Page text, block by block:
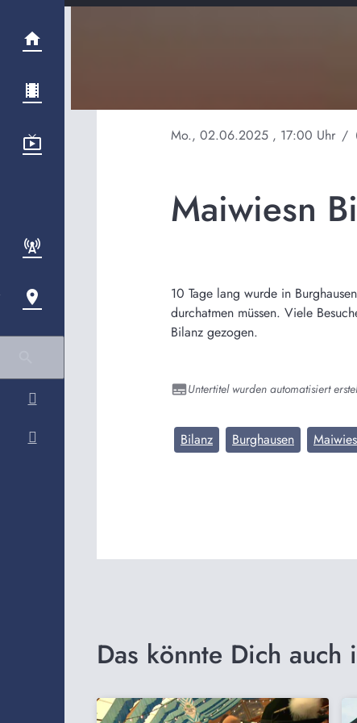
Mo., 02.06.2025 , 17:00 Uhr /
Maiwiesn
10 Tage lang wurde in
durchatmen müssen. Viele
Bilanz gezogen.
Untertitel wurden automatisiert
Bilanz Burghausen
Das könnte Dich auch